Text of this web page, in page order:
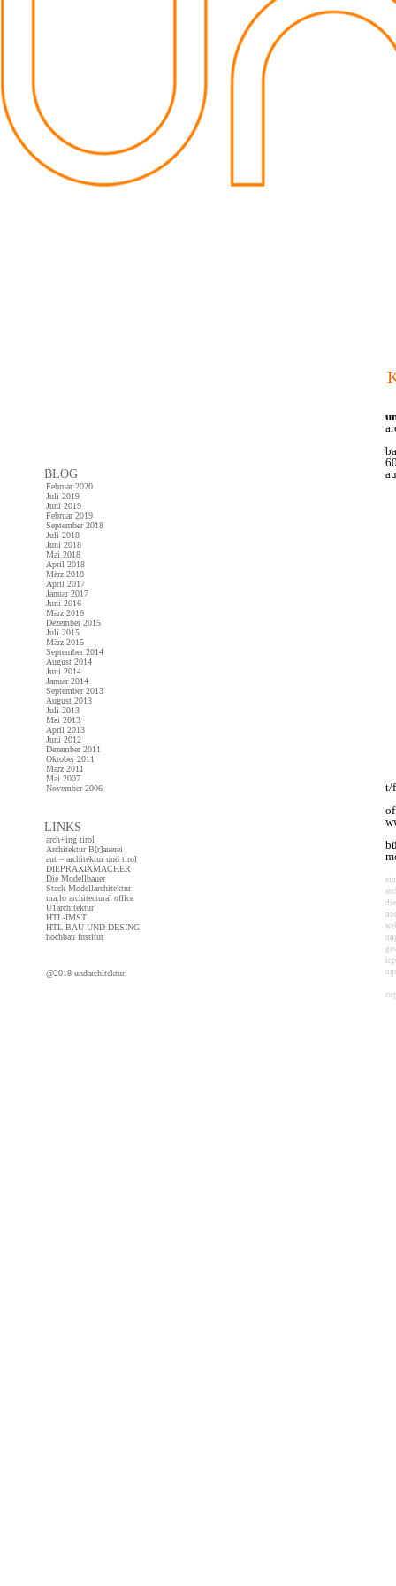
BLOG
Februar 2020
Juli 2019
Juni 2019
Februar 2019
September 2018
Juli 2018
Juni 2018
Mai 2018
April 2018
März 2018
April 2017
Januar 2017
Juni 2016
März 2016
Dezember 2015
Juli 2015
März 2015
September 2014
August 2014
Juni 2014
Januar 2014
September 2013
August 2013
Juli 2013
Mai 2013
April 2013
Juni 2012
Dezember 2011
Oktober 2011
März 2011
Mai 2007
November 2006
LINKS
arch+ing tirol
Architektur B[r]auerei
aut – architektur und tirol
DIEPRAXIXMACHER
Die Modellbauer
Steck Modellarchitektur
ma.lo architectural office
U1architektur
HTL-IMST
HTL BAU UND DESING
hochbau institut
@2018 undarchitektur
t/